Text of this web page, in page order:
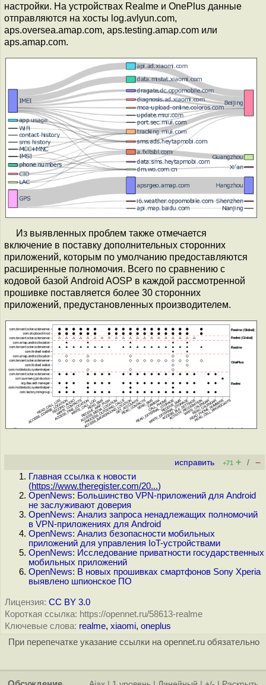
настройки. На устройствах Realme и OnePlus данные
отправляются на хосты log.avlyun.com,
aps.oversea.amap.com, aps.testing.amap.com или
aps.amap.com.
Из выявленных проблем также отмечается
включение в поставку дополнительных сторонних
приложений, которым по умолчанию предоставляются
расширенные полномочия. Всего по сравнению с
кодовой базой Android AOSP в каждой рассмотренной
прошивке поставляется более 30 сторонних
приложений, предустановленных производителем.
исправить +71 + / –
Главная ссылка к новости
(https://www.theregister.com/20...)
OpenNews: Большинство VPN-приложений для Android
не заслуживают доверия
OpenNews: Анализ запроса ненадлежащих полномочий
в VPN-приложениях для Android
OpenNews: Анализ безопасности мобильных
приложений для управления IoT-устройствами
OpenNews: Исследование приватности государственных
мобильных приложений
OpenNews: В новых прошивках смартфонов Sony Xperia
выявлено шпионское ПО
Лицензия: CC BY 3.0
Короткая ссылка: https://opennet.ru/58613-realme
Ключевые слова: realme, xiaomi, oneplus
При перепечатке указание ссылки на opennet.ru обязательно